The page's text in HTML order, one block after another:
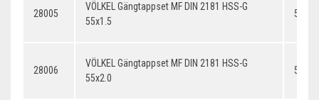
28005
VÖLKEL Gängtappset MF DIN 2181 HSS-G
55x1.5
28006
VÖLKEL Gängtappset MF DIN 2181 HSS-G
55x2.0